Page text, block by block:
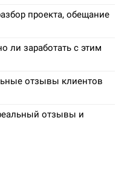
проекта, обещание
ли заработать с этим
отзывы клиентов
отзывы и